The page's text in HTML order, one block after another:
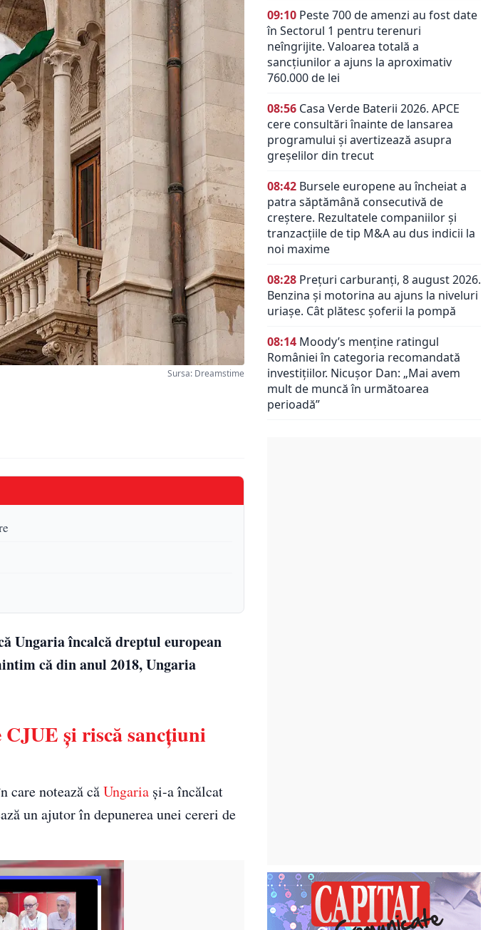
Sursa: Dreamstime
Ungaria încalcă dreptul european
că din anul 2018, Ungaria
și riscă sancțiuni
care notează căUngaria și-a încălcat
un ajutor în depunerea unei cereri de
09:10 Peste 700 de amenzi au fost date
în Sectorul 1 pentru terenuri
neîngrijite. Valoarea totală a
sancțiunilor a ajuns la aproximativ
760.000 de lei
08:56 Casa Verde Baterii 2026. APCE
cere consultări înainte de lansarea
programului și avertizează asupra
greșelilor din trecut
08:42 Bursele europene au încheiat a
patra săptămână consecutivă de
creștere. Rezultatele companiilor și
tranzacțiile de tip M&A au dus indicii la
noi maxime
08:28 Prețuri carburanți, 8 august 2026.
Benzina și motorina au ajuns la niveluri
uriașe. Cât plătesc șoferii la pompă
08:14 Moody’s menține ratingul
României în categoria recomandată
investițiilor. Nicușor Dan: „Mai avem
mult de muncă în următoarea
perioadă”